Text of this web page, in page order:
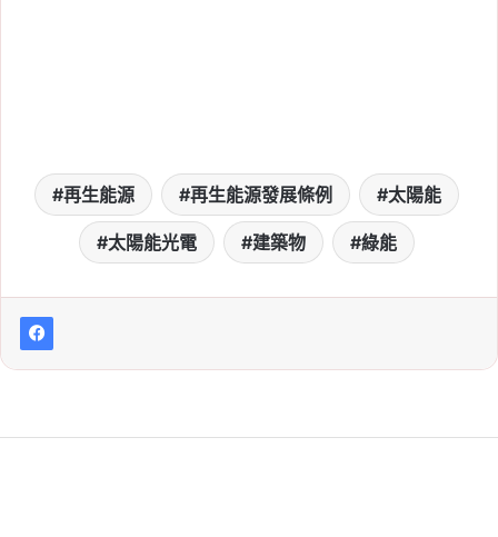
再生能源 再生能源發展條例 太陽能
太陽能光電 建築物 綠能